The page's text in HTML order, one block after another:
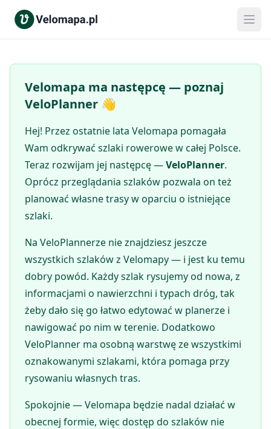
Velomapa ma następcę — poznaj
VeloPlanner 👋
Hej! Przez ostatnie lata Velomapa pomagała
Wam odkrywać szlaki rowerowe w całej Polsce.
Teraz rozwijam jej następcę —VeloPlanner.
Oprócz przeglądania szlaków pozwala on też
planować własne trasy w oparciu o istniejące
szlaki.
Na VeloPlannerze nie znajdziesz jeszcze
wszystkich szlaków z Velomapy — i jest ku temu
dobry powód. Każdy szlak rysujemy od nowa, z
informacjami o nawierzchni i typach dróg, tak
żeby dało się go łatwo edytować w planerze i
nawigować po nim w terenie. Dodatkowo
VeloPlanner ma osobną warstwę ze wszystkimi
oznakowanymi szlakami, która pomaga przy
rysowaniu własnych tras.
Spokojnie — Velomapa będzie nadal działać w
obecnej formie, więc dostęp do szlaków nie